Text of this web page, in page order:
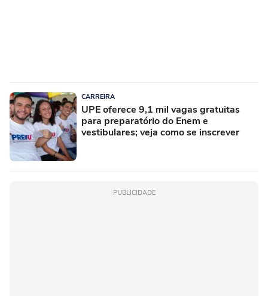
CARREIRA
UPE oferece 9,1 mil vagas gratuitas
para preparatório do Enem e
vestibulares; veja como se inscrever
PUBLICIDADE